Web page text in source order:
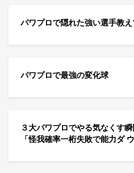
パワプロで隠れた強い選手教
パワプロで最強の変化球
３大パワプロでやる気なくす
「怪我確率一桁失敗で能力ダ ウ